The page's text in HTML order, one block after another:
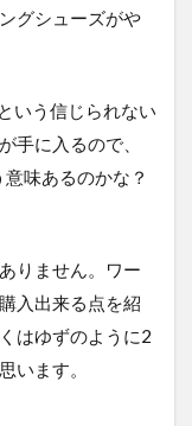
グシューズがや
いう信じられない
手に入るので、
味あるのかな？
りません。ワー
入出来る点を紹
はゆずのように2
います。